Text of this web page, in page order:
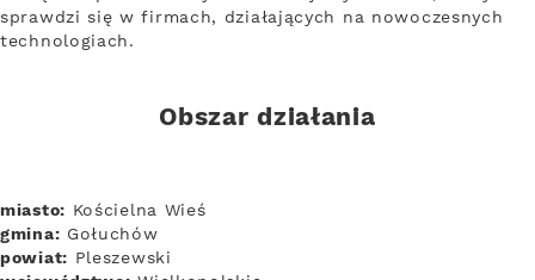
sprawdzi się w firmach, działających na nowoczesnych
technologiach.
Obszar działania
miasto: Kościelna Wieś
gmina: Gołuchów
powiat: Pleszewski